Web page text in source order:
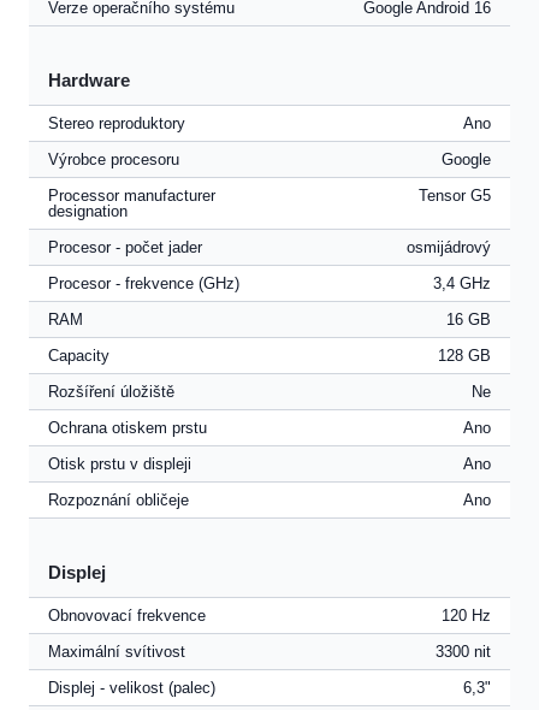
Verze operačního systému
Google Android 16
Hardware
Stereo reproduktory
Ano
Výrobce procesoru
Google
Processor manufacturer
designation
Tensor G5
Procesor - počet jader
osmijádrový
Procesor - frekvence (GHz)
3,4 GHz
RAM
16 GB
Capacity
128 GB
Rozšíření úložiště
Ne
Ochrana otiskem prstu
Ano
Otisk prstu v displeji
Ano
Rozpoznání obličeje
Ano
Displej
Obnovovací frekvence
120 Hz
Maximální svítivost
3300 nit
Displej - velikost (palec)
6,3"